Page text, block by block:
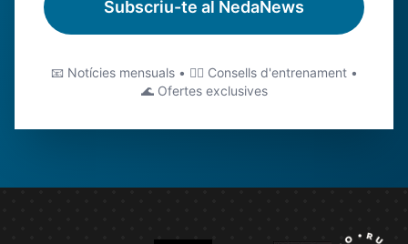
Subscriu-te al NedaNews
📧 Notícies mensuals • 🏊‍♂️ Consells d'entrenament •
🌊 Ofertes exclusives